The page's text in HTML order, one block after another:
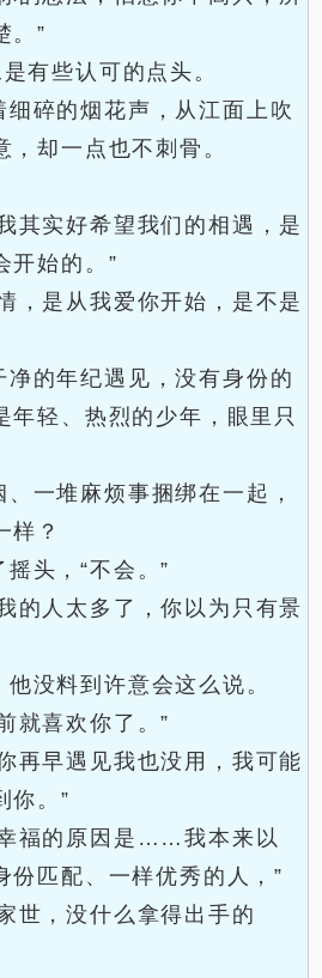
。”
有些认可的点头。
细碎的烟花声，从江面上吹
却一点也不刺骨。
其实好希望我们的相遇，是
开始的。”
，是从我爱你开始，是不是
净的年纪遇见，没有身份的
年轻、热烈的少年，眼里只
一堆麻烦事捆绑在一起，
样？
头，“不会。”
的人太多了，你以为只有景
没料到许意会这么说。
就喜欢你了。”
再早遇见我也没用，我可能
你。”
福的原因是……我本来以
份匹配、一样优秀的人，”
世，没什么拿得出手的